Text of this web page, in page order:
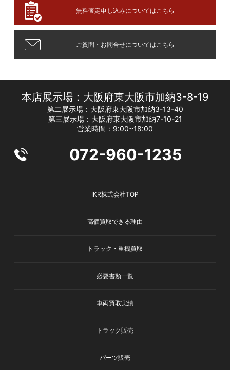
無料査定申し込みについてはこちら
ご質問・お問合せについてはこちら
本店展示場：大阪府東大阪市加納3-8-19
第二展示場：大阪府東大阪市加納3-13-40
第三展示場：大阪府東大阪市加納7-10-21
営業時間：9:00~18:00
072-960-1235
IKR株式会社TOP
高価買取できる理由
トラック・重機買取
必要書類一覧
車両買取実績
トラック販売
パーツ販売